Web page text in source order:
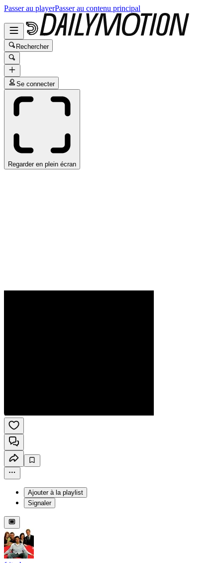
Passer au playerPasser au contenu principal
Rechercher
Se connecter
Regarder en plein écran
Ajouter à la playlist
Signaler